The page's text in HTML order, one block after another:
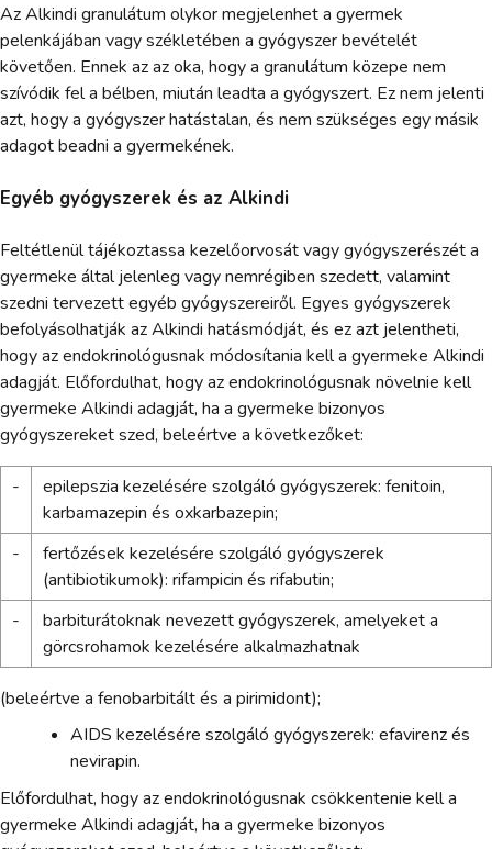
Az Alkindi granulátum olykor megjelenhet a gyermek
pelenkájában vagy székletében a gyógyszer bevételét
követően. Ennek az az oka, hogy a granulátum közepe nem
szívódik fel a bélben, miután leadta a gyógyszert. Ez nem jelenti
azt, hogy a gyógyszer hatástalan, és nem szükséges egy másik
adagot beadni a gyermekének.
Egyéb gyógyszerek és az Alkindi
Feltétlenül tájékoztassa kezelőorvosát vagy gyógyszerészét a
gyermeke által jelenleg vagy nemrégiben szedett, valamint
szedni tervezett egyéb gyógyszereiről. Egyes gyógyszerek
befolyásolhatják az Alkindi hatásmódját, és ez azt jelentheti,
hogy az endokrinológusnak módosítania kell a gyermeke Alkindi
adagját. Előfordulhat, hogy az endokrinológusnak növelnie kell
gyermeke Alkindi adagját, ha a gyermeke bizonyos
gyógyszereket szed, beleértve a következőket:
-
epilepszia kezelésére szolgáló gyógyszerek: fenitoin,
karbamazepin és oxkarbazepin;
-
fertőzések kezelésére szolgáló gyógyszerek
(antibiotikumok): rifampicin és rifabutin;
-
barbiturátoknak nevezett gyógyszerek, amelyeket a
görcsrohamok kezelésére alkalmazhatnak
(beleértve a fenobarbitált és a pirimidont);
AIDS kezelésére szolgáló gyógyszerek: efavirenz és
nevirapin.
Előfordulhat, hogy az endokrinológusnak csökkentenie kell a
gyermeke Alkindi adagját, ha a gyermeke bizonyos